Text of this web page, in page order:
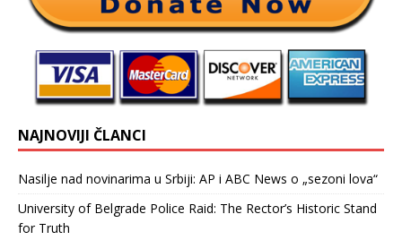
NAJNOVIJI ČLANCI
Nasilje nad novinarima u Srbiji: AP i ABC News o „sezoni lova“
University of Belgrade Police Raid: The Rector’s Historic Stand
for Truth